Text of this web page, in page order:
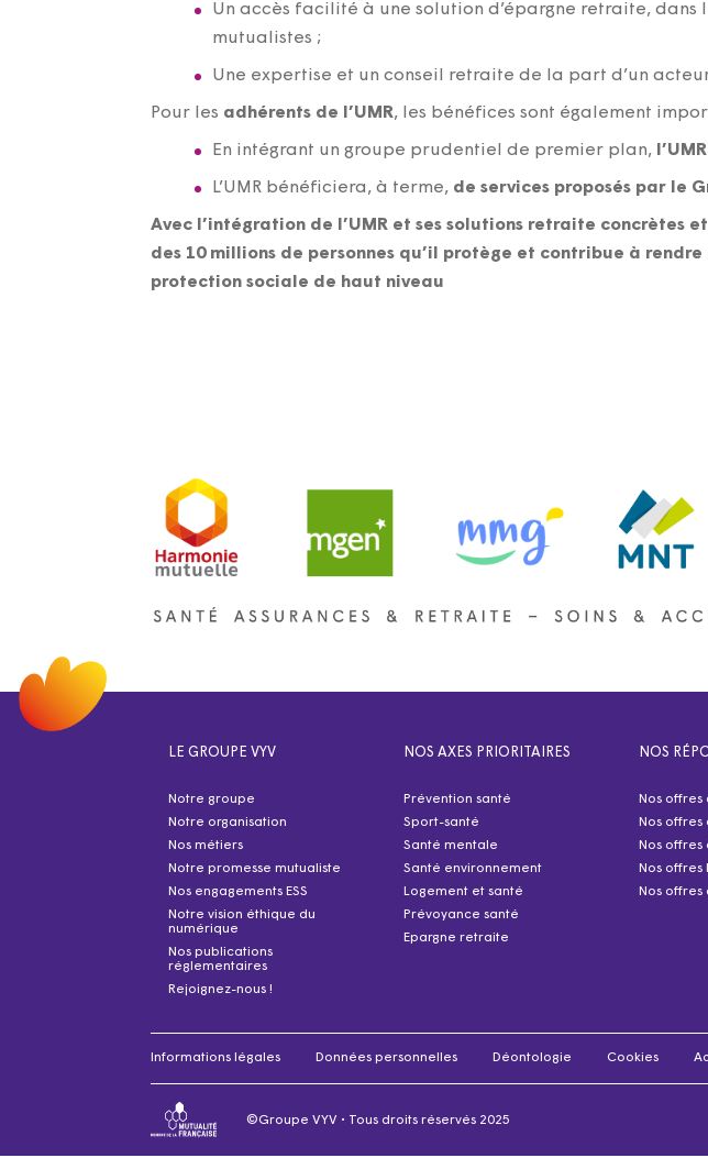
Un accès facilité à une solution d’épargne retraite, dans
mutualistes ;
Une expertise et un conseil retraite de la part d’un
Pour les adhérents de l’UMR, les bénéfices sont également
En intégrant un groupe prudentiel de premier plan,
L’UMR bénéficiera, à terme, de services proposés par le
Avec l’intégration de l’UMR et ses solutions retraite concrètes
des 10 millions de personnes qu’il protège et contribue à
protection sociale de haut niveau
LE GROUPE VYV
Notre groupe
Notre organisation
Nos métiers
Notre promesse mutualiste
Nos engagements ESS
Notre vision éthique du
numérique
Nos publications
réglementaires
Rejoignez-nous !
NOS AXES PRIORITAIRES
Prévention santé
Sport-santé
Santé mentale
Santé environnement
Logement et santé
Prévoyance santé
Epargne retraite
NOS
Nos offres
Nos offres
Nos offres
Nos
Nos offres
Informations légales Données personnelles Déontologie Cookies
©Groupe VYV • Tous droits réservés 2025